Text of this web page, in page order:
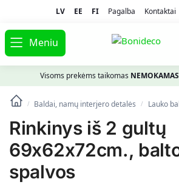
LV EE FI Pagalba Kontaktai
Meniu
Visoms prekėms taikomas
/ Baldai, namų interjero detalės / Lauko
Rinkinys iš 2 gultų
69x62x72cm.,
spalvos